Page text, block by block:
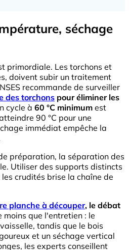
séchage
primordiale. Les torchons et
doivent subir un traitement
recommande de surveiller
des torchons pour éliminer les
cycle à 60 °C minimum est
90 °C pour une
immédiat empêche la
préparation, la séparation des
Utiliser des supports distincts
crudités brise la chaîne de
planche à découper, le débat
moins que l'entretien : le
tandis que le bois
et un séchage vertical
les experts conseillent